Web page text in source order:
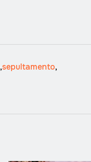
,sepultamento,